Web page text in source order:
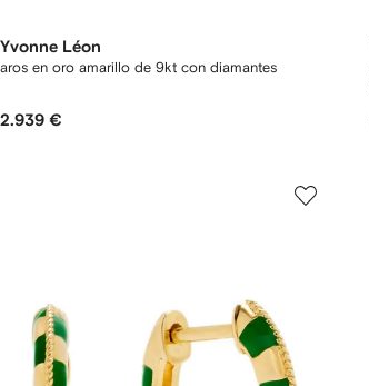
Yvonne Léon
aros en oro amarillo de 9kt con diamantes
2.939 €